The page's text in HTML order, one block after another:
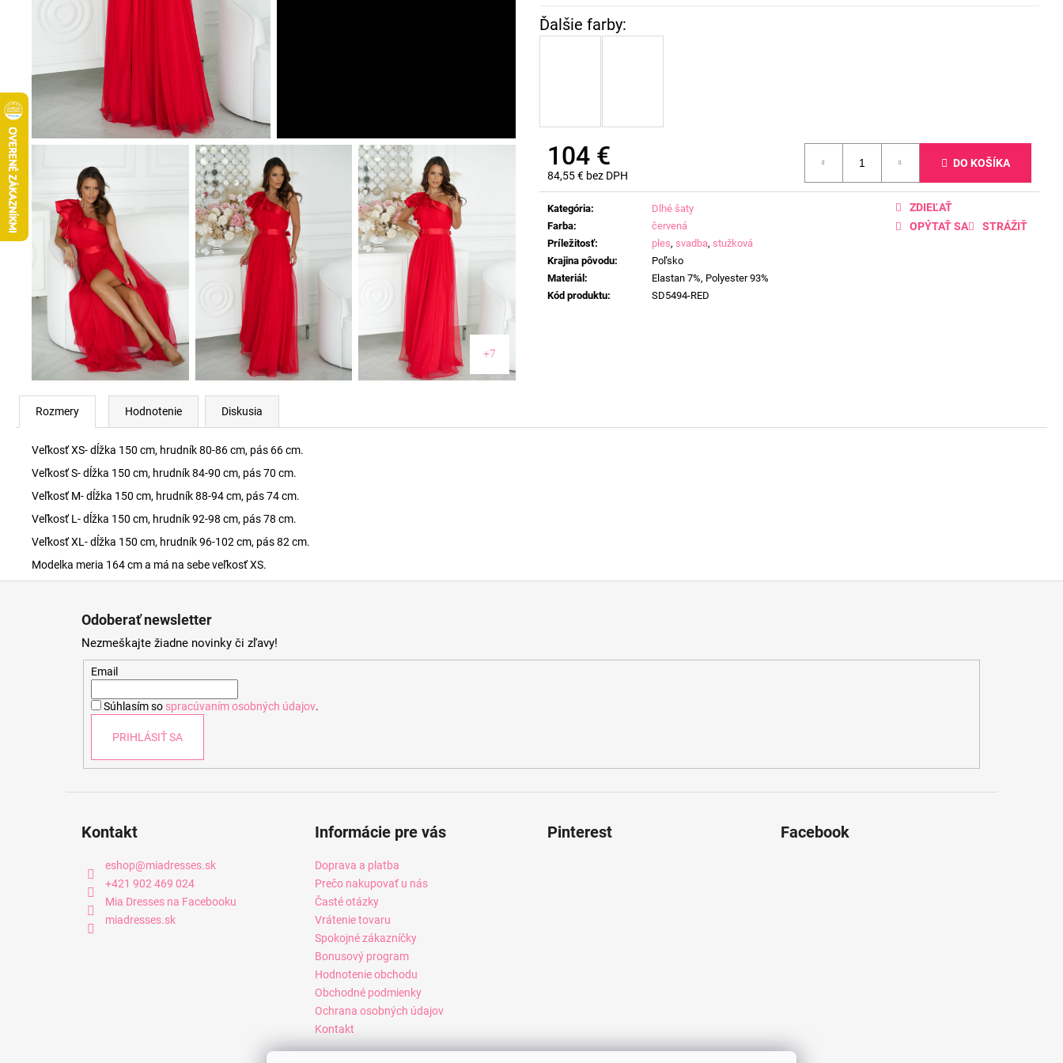
104 €
84,55 € bez DPH
Jednotková
cena:
DO KOŠÍKA
Kategória:
Dlhé šaty
Farba:
červená
Príležitosť: ples, svadba, stužková
Krajina pôvodu:
Poľsko
Materiál:
Elastan 7%, Polyester 93%
Kód produktu: SD5494-RED
OPÝTAŤ SA STRÁŽIŤ
ZDIEĽAŤ
+7
Rozmery Hodnotenie Diskusia
Veľkosť XS- dĺžka 150 cm, hrudník 80-86 cm, pás 66 cm.
Veľkosť S- dĺžka 150 cm, hrudník 84-90 cm, pás 70 cm.
Veľkosť M- dĺžka 150 cm, hrudník 88-94 cm, pás 74 cm.
Veľkosť L- dĺžka 150 cm, hrudník 92-98 cm, pás 78 cm.
Veľkosť XL- dĺžka 150 cm, hrudník 96-102 cm, pás 82 cm.
Modelka meria 164 cm a má na sebe veľkosť XS.
Odoberať newsletter
Nezmeškajte žiadne novinky či zľavy!
Email
Súhlasím so spracúvaním osobných údajov.
PRIHLÁSIŤ SA
Kontakt
eshop@miadresses.sk
+421 902 469 024
Mia Dresses na Facebooku
miadresses.sk
Informácie pre vás
Doprava a platba
Prečo nakupovať u nás
Časté otázky
Vrátenie tovaru
Spokojné zákazníčky
Bonusový program
Hodnotenie obchodu
Obchodné podmienky
Ochrana osobných údajov
Kontakt
Pinterest Facebook